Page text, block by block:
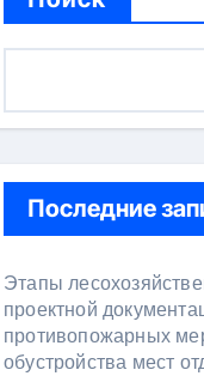
Последние
Этапы
проектной
противопожарных
обустройства мест